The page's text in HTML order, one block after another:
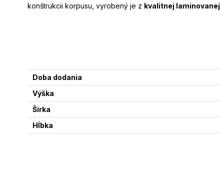
konštrukcii korpusu, vyrobený je z kvalitnej laminovanej
Doba dodania
Výška
Šírka
Hĺbka